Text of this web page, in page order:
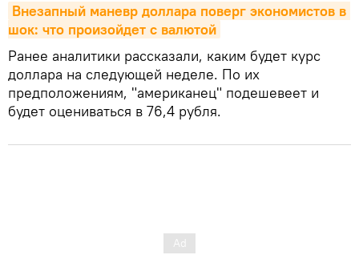
Внезапный маневр доллара поверг экономистов в
шок: что произойдет с валютой
Ранее аналитики рассказали, каким будет курс
доллара на следующей неделе. По их
предположениям, "американец" подешевеет и
будет оцениваться в 76,4 рубля.